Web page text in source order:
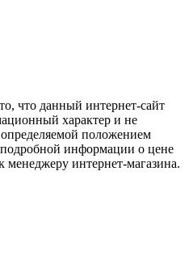
что данный интернет-сайт
характер и не
положением
информации о цене
менеджеру интернет-магазина.